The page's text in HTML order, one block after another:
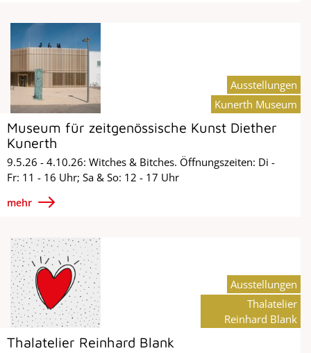
Museum für zeitgenössische Kunst Diether
Kunerth
9.5.26 - 4.10.26: Witches & Bitches. Öffnungszeiten: Di -
Fr: 11 - 16 Uhr; Sa & So: 12 - 17 Uhr
mehr
Ausstellungen
Kunerth Museum
Thalatelier Reinhard Blank
Ausstellungen
Thalatelier
Reinhard Blank